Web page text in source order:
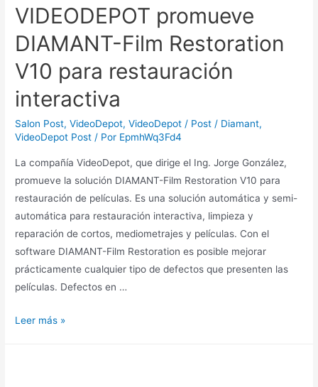
VIDEODEPOT promueve
DIAMANT-Film Restoration
V10 para restauración
interactiva
Salon Post,VideoDepot,VideoDepot / Post / Diamant,
VideoDepot Post / Por EpmhWq3Fd4
La compañía VideoDepot, que dirige el Ing. Jorge González,
promueve la solución DIAMANT-Film Restoration V10 para
restauración de películas. Es una solución automática y semi-
automática para restauración interactiva, limpieza y
reparación de cortos, mediometrajes y películas. Con el
software DIAMANT-Film Restoration es posible mejorar
prácticamente cualquier tipo de defectos que presenten las
películas. Defectos en …
Leer más »